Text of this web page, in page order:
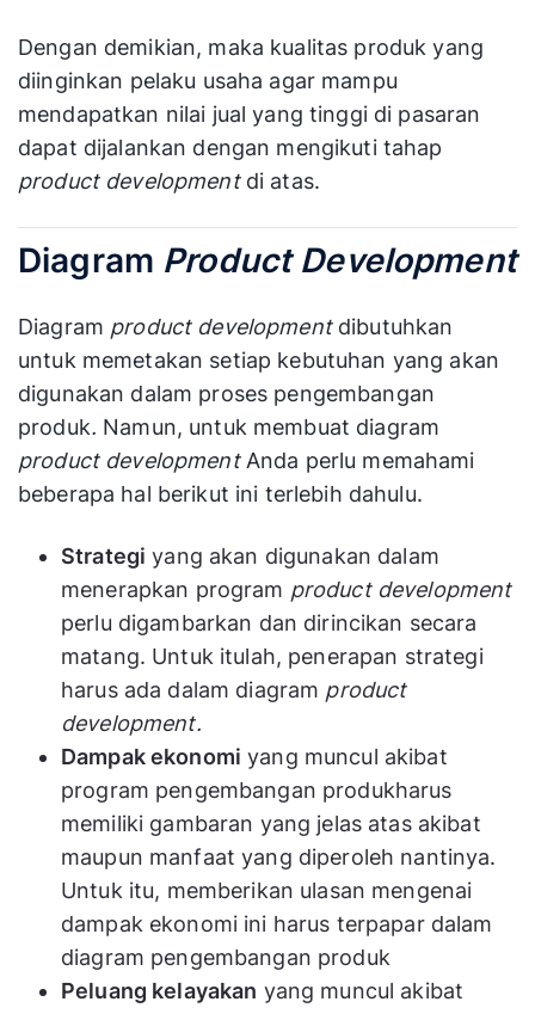
Dengan demikian, maka kualitas produk yang
diinginkan pelaku usaha agar mampu
mendapatkan nilai jual yang tinggi di pasaran
dapat dijalankan dengan mengikuti tahap
product development di atas.
Diagram Product Development
Diagram product developmentdibutuhkan
untuk memetakan setiap kebutuhan yang akan
digunakan dalam proses pengembangan
produk. Namun, untuk membuat diagram
product developmentAnda perlu memahami
beberapa hal berikut ini terlebih dahulu.
Strategi yang akan digunakan dalam
menerapkan program product development
perlu digambarkan dan dirincikan secara
matang. Untuk itulah, penerapan strategi
harus ada dalam diagram product
development.
Dampak ekonomi yang muncul akibat
program pengembangan produkharus
memiliki gambaran yang jelas atas akibat
maupun manfaat yang diperoleh nantinya.
Untuk itu, memberikan ulasan mengenai
dampak ekonomi ini harus terpapar dalam
diagram pengembangan produk
Peluang kelayakan yang muncul akibat